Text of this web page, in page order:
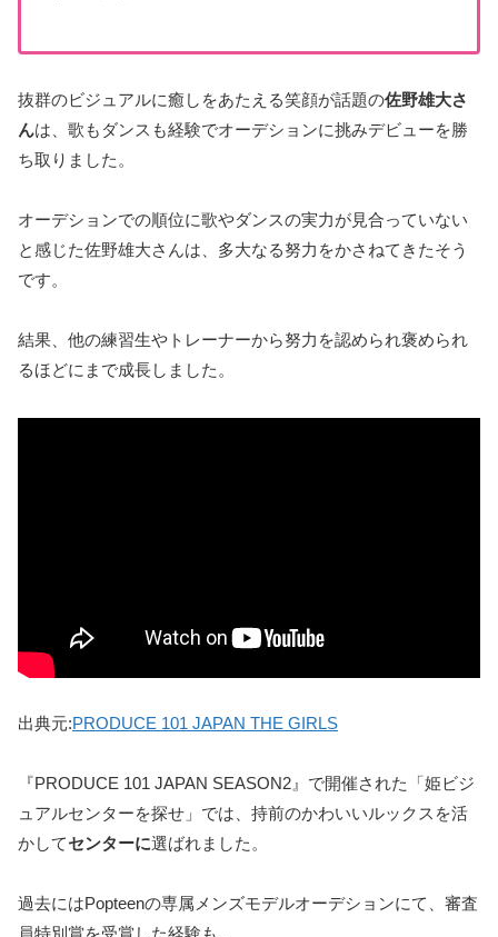
抜群のビジュアルに癒しをあたえる笑顔が話題の佐野雄大さ
んは、歌もダンスも経験でオーデションに挑みデビューを勝
ち取りました。
オーデションでの順位に歌やダンスの実力が見合っていない
と感じた佐野雄大さんは、多大なる努力をかさねてきたそう
です。
結果、他の練習生やトレーナーから努力を認められ褒められ
るほどにまで成長しました。
出典元:PRODUCE 101 JAPAN THE GIRLS
『PRODUCE 101 JAPAN SEASON2』で開催された「姫ビジ
ュアルセンターを探せ」では、持前のかわいいルックスを活
かしてセンターに選ばれました。
過去にはPopteenの専属メンズモデルオーデションにて、審査
員特別賞を受賞した経験も。